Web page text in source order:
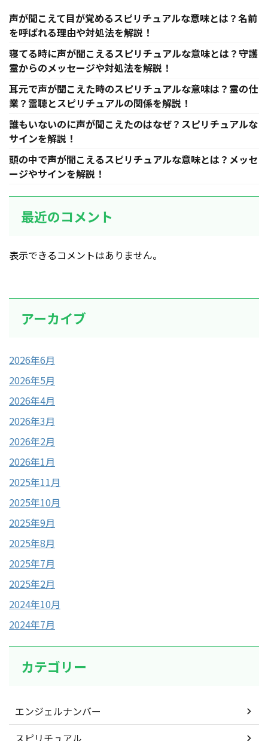
声が聞こえて目が覚めるスピリチュアルな意味とは？名前
を呼ばれる理由や対処法を解説！
寝てる時に声が聞こえるスピリチュアルな意味とは？守護
霊からのメッセージや対処法を解説！
耳元で声が聞こえた時のスピリチュアルな意味は？霊の仕
業？霊聴とスピリチュアルの関係を解説！
誰もいないのに声が聞こえたのはなぜ？スピリチュアルな
サインを解説！
頭の中で声が聞こえるスピリチュアルな意味とは？メッセ
ージやサインを解説！
最近のコメント
表示できるコメントはありません。
アーカイブ
2026年6月
2026年5月
2026年4月
2026年3月
2026年2月
2026年1月
2025年11月
2025年10月
2025年9月
2025年8月
2025年7月
2025年2月
2024年10月
2024年7月
カテゴリー
エンジェルナンバー
スピリチュアル